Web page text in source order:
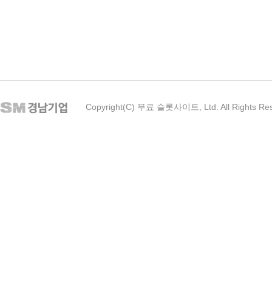
Copyright(C) 무료 슬롯사이트, Ltd. All Rights